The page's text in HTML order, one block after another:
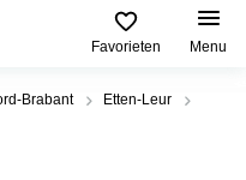
Favorieten Menu
Brabant
Etten-Leur
Locatie